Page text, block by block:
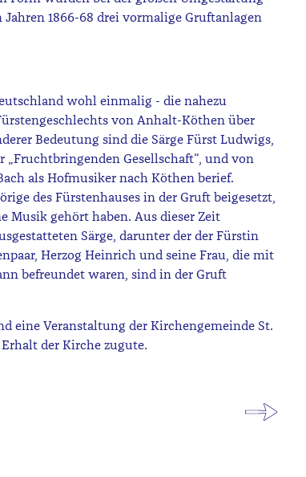
1866-68 drei vormalige Gruftanlagen
wohl einmalig - die nahezu
von Anhalt-Köthen über
Bedeutung sind die Särge Fürst Ludwigs,
Gesellschaft“, und von
als Hofmusiker nach Köthen berief.
des Fürstenhauses in der Gruft beigesetzt,
Musik gehört haben. Aus dieser Zeit
Särge, darunter der der Fürstin
Herzog Heinrich und seine Frau, die mit
befreundet waren, sind in der Gruft
eine Veranstaltung der Kirchengemeinde St.
der Kirche zugute.